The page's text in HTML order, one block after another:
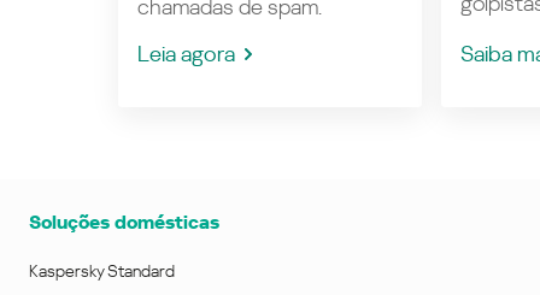
chamadas de spam.
Leia agora
Saiba
Soluções domésticas
Kaspersky Standard